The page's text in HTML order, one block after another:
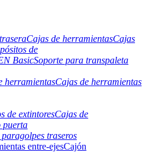
Cajas de herramientasCajas
de
BasicSoporte para transpaleta
herramientasCajas de herramientas
de extintoresCajas de
puerta
paragolpes traseros
entre-ejesCajón